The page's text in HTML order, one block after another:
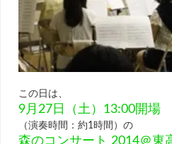
この日は、
9月27日（土）13:00開場
（演奏時間：約1時間）の
森のコンサート 2014＠東